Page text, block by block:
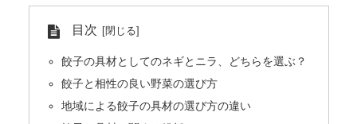
目次
餃子の具材としてのネギとニラ、どちらを選ぶ？
餃子と相性の良い野菜の選び方
地域による餃子の具材の選び方の違い